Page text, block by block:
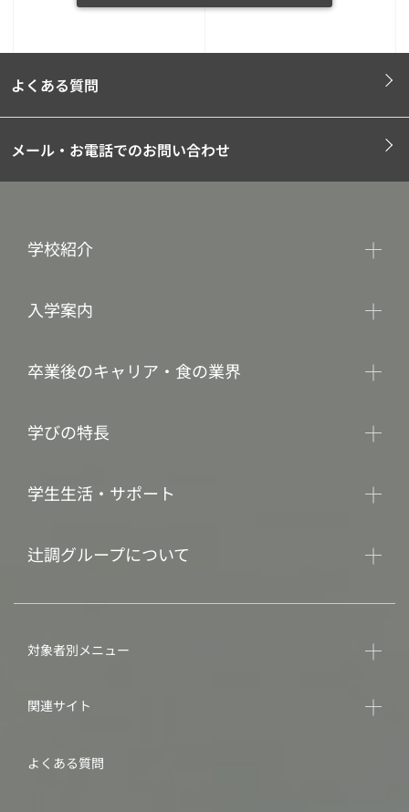
よくある質問
メール・お電話でのお問い合わせ
学校紹介
入学案内
卒業後のキャリア・食の業界
学びの特長
学生生活・サポート
辻調グループについて
対象者別メニュー
関連サイト
よくある質問